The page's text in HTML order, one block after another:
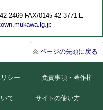
2469 FAX/0145-42-3771 E-
ページの先頭に戻る
シー 免責事項・著作権
て サイトの使い方